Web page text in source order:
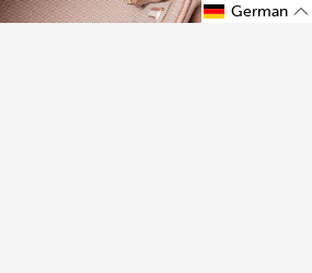
German